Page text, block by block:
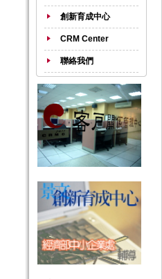
創新育成中心
CRM Center
聯絡我們